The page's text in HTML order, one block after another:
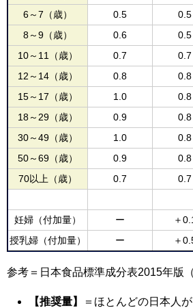
6～7（歳）
0.5 0.5
8～9（歳）
0.6 0.5
10～11（歳）
0.7 0.7
12～14（歳）
0.8 0.8
15～17（歳）
1.0 0.8
18～29（歳）
0.9 0.8
30～49（歳）
1.0 0.8
50～69（歳）
0.9 0.8
70以上（歳）
0.7 0.7
妊婦（付加量） ー ＋
授乳婦（付加量）
ー ＋
参考＝日本食品標準成分表2015年版（
【推奨量】
＝ほとんどの日本人